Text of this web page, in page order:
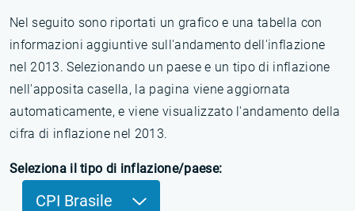
Nel seguito sono riportati un grafico e una tabella con
informazioni aggiuntive sull'andamento dell'inflazione
nel 2013. Selezionando un paese e un tipo di inflazione
nell'apposita casella, la pagina viene aggiornata
automaticamente, e viene visualizzato l'andamento della
cifra di inflazione nel 2013.
Seleziona il tipo di inflazione/paese:
CPI Brasile